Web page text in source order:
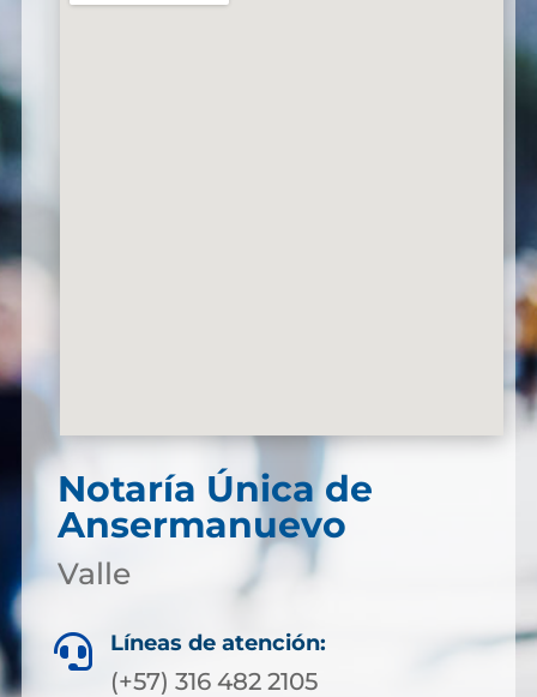
Notaría Única de
Ansermanuevo
Valle
 Líneas de atención:
(+57) 316 482 2105